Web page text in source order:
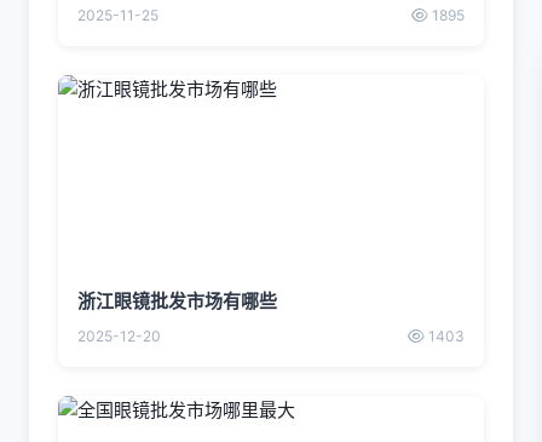
2025-11-25 1895
浙江眼镜批发市场有哪些
2025-12-20 1403